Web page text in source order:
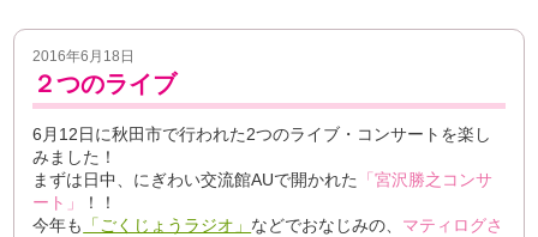
2016年6月18日
２つのライブ
6月12日に秋田市で行われた2つのライブ・コンサートを楽し
みました！
まずは日中、にぎわい交流館AUで開かれた
「宮沢勝之コンサ
ート」
！！
今年も
「ごくじょうラジオ」 などでおなじみの、 マティログさ